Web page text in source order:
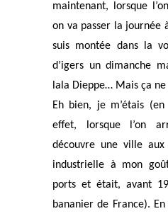
maintenant, lorsque
on va passer la journée
suis montée dans la
d’igers un dimanche
lala Dieppe… Mais ça
Eh bien, je m’étais
effet, lorsque l’on
découvre une ville
industrielle à mon
ports et était, avant
bananier de France).